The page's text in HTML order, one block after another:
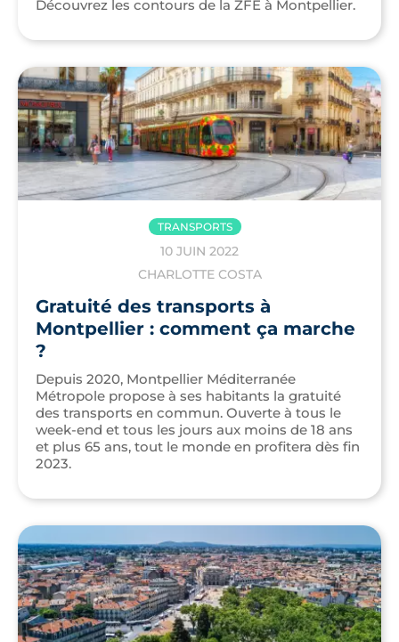
Découvrez les contours de la ZFE à Montpellier.
TRANSPORTS
10 JUIN 2022
CHARLOTTE COSTA
Gratuité des transports à
Montpellier : comment ça marche
?
Depuis 2020, Montpellier Méditerranée
Métropole propose à ses habitants la gratuité
des transports en commun. Ouverte à tous le
week-end et tous les jours aux moins de 18 ans
et plus 65 ans, tout le monde en profitera dès fin
2023.